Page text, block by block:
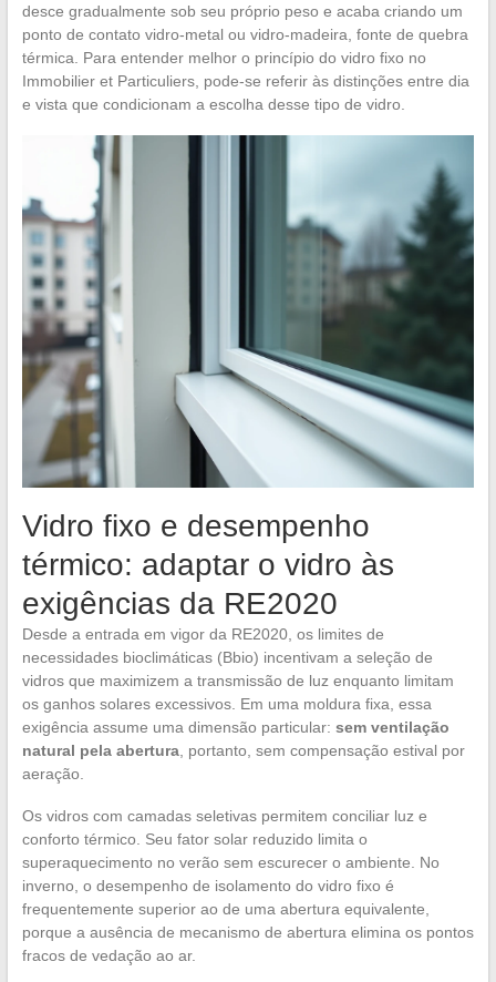
desce gradualmente sob seu próprio peso e acaba criando um
ponto de contato vidro-metal ou vidro-madeira, fonte de quebra
térmica. Para entender melhor o princípio do vidro fixo no
Immobilier et Particuliers, pode-se referir às distinções entre dia
e vista que condicionam a escolha desse tipo de vidro.
Vidro fixo e desempenho
térmico: adaptar o vidro às
exigências da RE2020
Desde a entrada em vigor da RE2020, os limites de
necessidades bioclimáticas (Bbio) incentivam a seleção de
vidros que maximizem a transmissão de luz enquanto limitam
os ganhos solares excessivos. Em uma moldura fixa, essa
exigência assume uma dimensão particular: sem ventilação
natural pela abertura, portanto, sem compensação estival por
aeração.
Os vidros com camadas seletivas permitem conciliar luz e
conforto térmico. Seu fator solar reduzido limita o
superaquecimento no verão sem escurecer o ambiente. No
inverno, o desempenho de isolamento do vidro fixo é
frequentemente superior ao de uma abertura equivalente,
porque a ausência de mecanismo de abertura elimina os pontos
fracos de vedação ao ar.